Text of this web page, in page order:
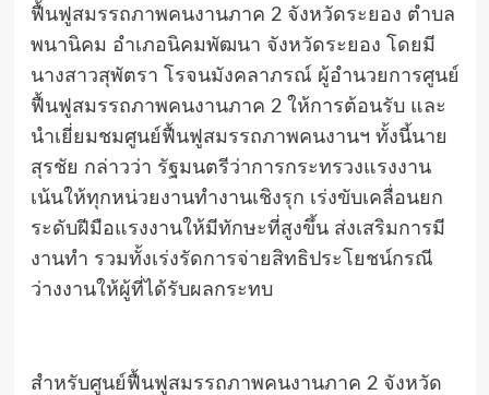
ฟื้นฟูสมรรถภาพคนงานภาค 2 จังหวัดระยอง ตำบล
พนานิคม อำเภอนิคมพัฒนา จังหวัดระยอง โดยมี
นางสาวสุพัตรา โรจนมังคลาภรณ์ ผู้อำนวยการศูนย์
ฟื้นฟูสมรรถภาพคนงานภาค 2 ให้การต้อนรับ และ
นำเยี่ยมชมศูนย์ฟื้นฟูสมรรถภาพคนงานฯ ทั้งนี้นาย
สุรชัย กล่าวว่า รัฐมนตรีว่าการกระทรวงแรงงาน
เน้นให้ทุกหน่วยงานทำงานเชิงรุก เร่งขับเคลื่อนยก
ระดับฝีมือแรงงานให้มีทักษะที่สูงขึ้น ส่งเสริมการมี
งานทำ รวมทั้งเร่งรัดการจ่ายสิทธิประโยชน์กรณี
ว่างงานให้ผู้ที่ได้รับผลกระทบ
สำหรับศูนย์ฟื้นฟูสมรรถภาพคนงานภาค 2 จังหวัด